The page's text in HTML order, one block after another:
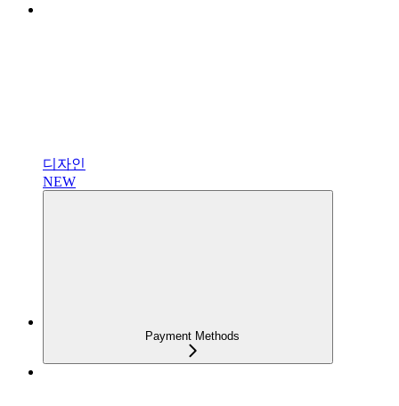
디자인
NEW
Payment Methods